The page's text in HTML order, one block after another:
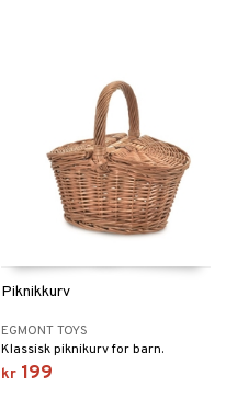
Piknikkurv
EGMONT TOYS
Klassisk piknikurv for barn.
kr 199